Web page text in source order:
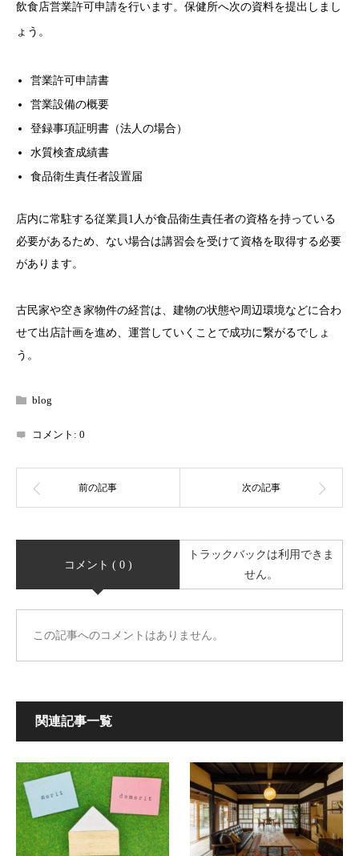
飲食店営業許可申請を行います。保健所へ次の資料を提出しまし
ょう。
営業許可申請書
営業設備の概要
登録事項証明書（法人の場合）
水質検査成績書
食品衛生責任者設置届
店内に常駐する従業員1人が食品衛生責任者の資格を持っている
必要があるため、ない場合は講習会を受けて資格を取得する必要
があります。
古民家や空き家物件の経営は、建物の状態や周辺環境などに合わ
せて出店計画を進め、運営していくことで成功に繋がるでしょ
う。
blog
コメント: 0
コメント ( 0 )
トラックバックは利用できま
せん。
この記事へのコメントはありません。
関連記事一覧